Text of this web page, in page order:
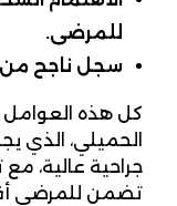
للمرضى.
سجل ناجح من
كل هذه
الحميلي، الذي
جراحية عالية،
تضمن للمرضى